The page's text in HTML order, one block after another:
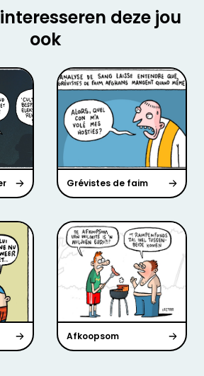
deze jou
ook
Grévistes de faim
Afkoopsom